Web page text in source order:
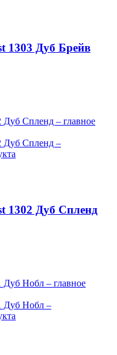
1303 Дуб Брейв
1302 Дуб Спленд